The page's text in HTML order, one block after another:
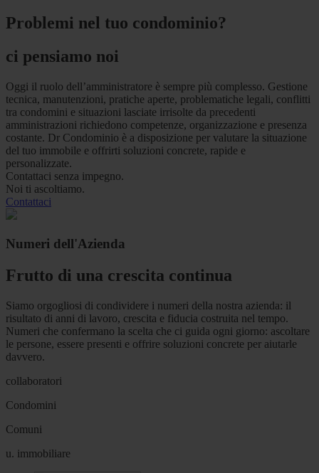
Problemi nel tuo condominio?
ci pensiamo noi
Oggi il ruolo dell’amministratore è sempre più complesso. Gestione
tecnica, manutenzioni, pratiche aperte, problematiche legali, conflitti
tra condomini e situazioni lasciate irrisolte da precedenti
amministrazioni richiedono competenze, organizzazione e presenza
costante. Dr Condominio è a disposizione per valutare la situazione
del tuo immobile e offrirti soluzioni concrete, rapide e
personalizzate.
Contattaci senza impegno.
Noi ti ascoltiamo.
Contattaci
Numeri dell'Azienda
Frutto di una crescita continua
Siamo orgogliosi di condividere i numeri della nostra azienda: il
risultato di anni di lavoro, crescita e fiducia costruita nel tempo.
Numeri che confermano la scelta che ci guida ogni giorno: ascoltare
le persone, essere presenti e offrire soluzioni concrete per aiutarle
davvero.
collaboratori
Condomini
Comuni
u. immobiliare